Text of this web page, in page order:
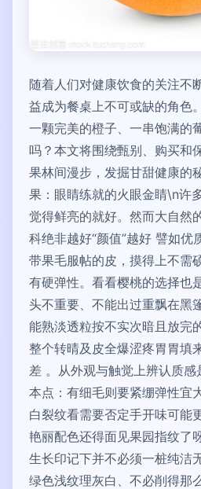
随着人们对健康饮食的关注不
益成为餐桌上不可或缺的角色
一颗完美的橙子、一串饱满的
吗？本文将围绕甄别、购买和
果林间漫步，发掘甘甜健康的
果：眼睛练就的火眼金睛\n许
觉得鲜亮的就好。然而大自然
科绝非越好“颜值”越好 譬如优
带果毛服帖的皮，摸得上不需
有硬弹性。看看樱桃的选择也
头不重要、不能出过重飘在黑
能熟淡透粒按不实次暗且放完
整个转晴及皮全爆涩疼胃胃填
差 。从外观与触觉上辨认质
本点：有细毛则要紧绷弹性宜
白裂纹看需要否定手开味可能
艳丽配色还得面见果园指纹了
生长印记下并不必须一桩纯洁
绿色浅纹理灰白、不必削得那